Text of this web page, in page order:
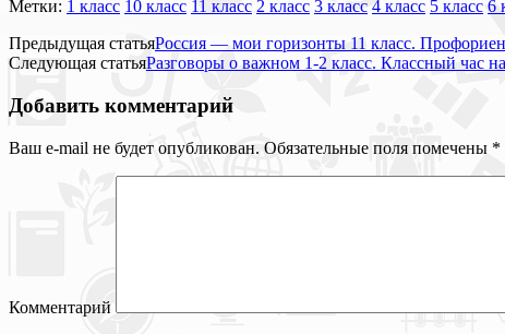
Метки: 1 класс 10 класс 11 класс 2 класс 3 класс 4 класс 5 класс 6
Предыдущая статьяРоссия — мои горизонты 11 класс.
Следующая статьяРазговоры о важном 1-2 класс. Классный час
Добавить комментарий
Ваш e-mail не будет опубликован. Обязательные поля помечены *
Комментарий